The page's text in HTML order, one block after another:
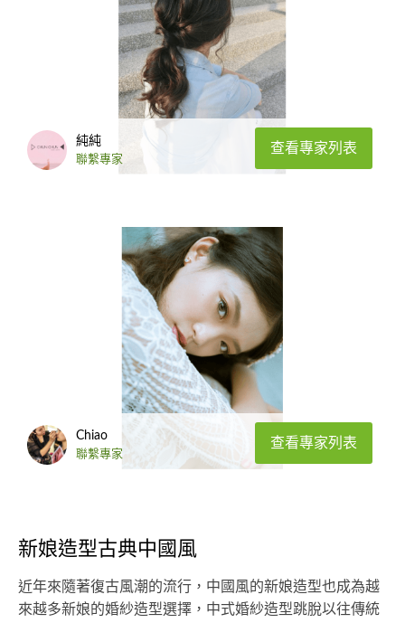
純純
聯繫專家
查看專家列表
Chiao
聯繫專家
查看專家列表
新娘造型古典中國風
近年來隨著復古風潮的流行，中國風的新娘造型也成為越
來越多新娘的婚紗造型選擇，中式婚紗造型跳脫以往傳統